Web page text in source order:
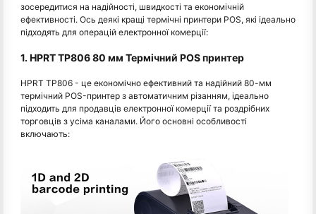
зосередитися на надійності, швидкості та економічній
ефективності. Ось деякі кращі термічні принтери POS, які ідеально
підходять для операцій електронної комерції:
1. HPRT TP806 80 мм Термічний POS принтер
HPRT TP806 - це економічно ефективний та надійний 80-мм
термічний POS-принтер з автоматичним різанням, ідеально
підходить для продавців електронної комерції та роздрібних
торговців з усіма каналами. Його основні особливості
включають: